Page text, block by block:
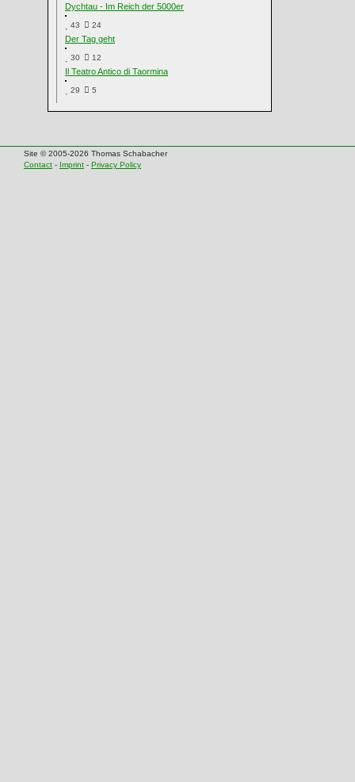
Dychtau - Im Reich der 5000er
43 24
Der Tag geht
30 12
Il Teatro Antico di Taormina
29 5
Site © 2005-2026 Thomas Schabacher
Contact - Imprint - Privacy Policy